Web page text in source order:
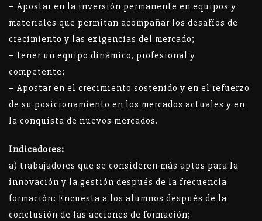
– Apostar en la inversión permanente en equipos y
materiales que permitan acompañar los desafíos de
crecimiento y las exigencias del mercado;
– tener un equipo dinámico, profesional y
competente;
– Apostar en el crecimiento sostenido y en el refuerzo
de su posicionamiento en los mercados actuales y en
la conquista de nuevos mercados.
Indicadores:
a) trabajadores que se consideren más aptos para la
innovación y la gestión después de la frecuencia
formación: Encuesta a los alumnos después de la
conclusión de las acciones de formación;